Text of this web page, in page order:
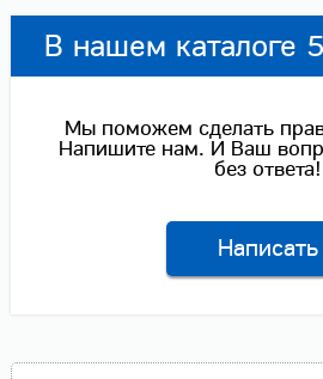
В нашем каталоге
Мы поможем сделать
Напишите нам. И Ваш
без ответа!
Написать